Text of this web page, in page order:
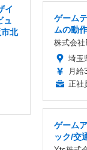
イ
ュ
北
ゲーム
ムの動
株式会社
埼玉
月給
正社
ゲーム
ック/交